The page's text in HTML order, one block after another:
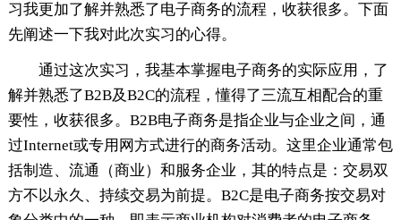
习我更加了解并熟悉了电子商务的流程，收获很多。下面
先阐述一下我对此次实习的心得。
通过这次实习，我基本掌握电子商务的实际应用，了
解并熟悉了B2B及B2C的流程，懂得了三流互相配合的重
要性，收获很多。B2B电子商务是指企业与企业之间，通
过Internet或专用网方式进行的商务活动。这里企业通常包
括制造、流通（商业）和服务企业，其的特点是：交易双
方不以永久、持续交易为前提。B2C是电子商务按交易对